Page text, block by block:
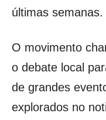
últimas semanas.
O movimento
o debate local
de grandes
explorados no